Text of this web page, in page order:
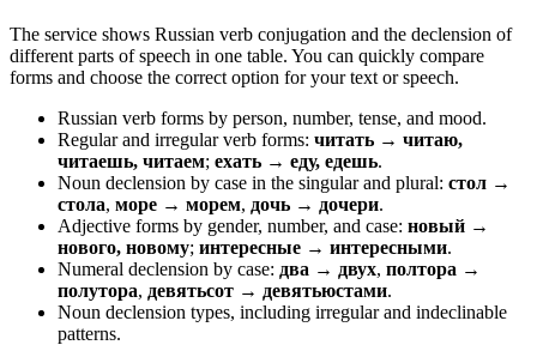
The service shows Russian verb conjugation and the declension of
different parts of speech in one table. You can quickly compare
forms and choose the correct option for your text or speech.
Russian verb forms by person, number, tense, and mood.
Regular and irregular verb forms: читать → читаю,
читаешь, читаем; ехать → еду, едешь.
Noun declension by case in the singular and plural: стол →
стола, море → морем, дочь → дочери.
Adjective forms by gender, number, and case: новый →
нового, новому; интересные → интересными.
Numeral declension by case: два → двух, полтора →
полутора, девятьсот → девятьюстами.
Noun declension types, including irregular and indeclinable
patterns.